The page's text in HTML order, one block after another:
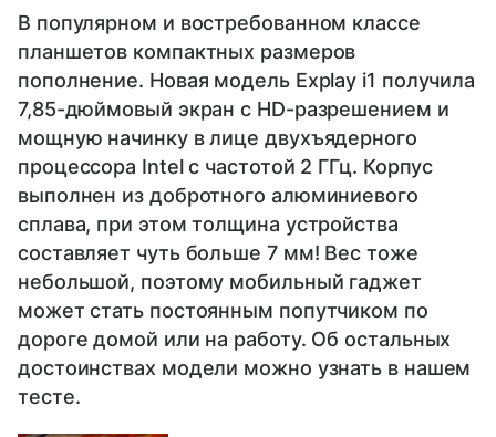
В популярном и востребованном классе
планшетов компактных размеров
пополнение. Новая модель Explay i1 получила
7,85-дюймовый экран с HD-разрешением и
мощную начинку в лице двухъядерного
процессора Intel с частотой 2 ГГц. Корпус
выполнен из добротного алюминиевого
сплава, при этом толщина устройства
составляет чуть больше 7 мм! Вес тоже
небольшой, поэтому мобильный гаджет
может стать постоянным попутчиком по
дороге домой или на работу. Об остальных
достоинствах модели можно узнать в нашем
тесте.